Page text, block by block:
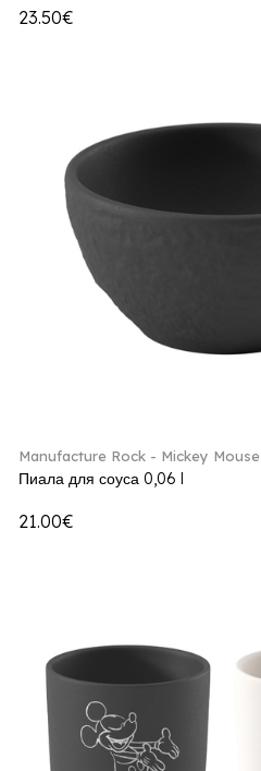
23.50€
Manufacture Rock - Mickey Mouse
Пиала для соуса 0,06 l
21.00€